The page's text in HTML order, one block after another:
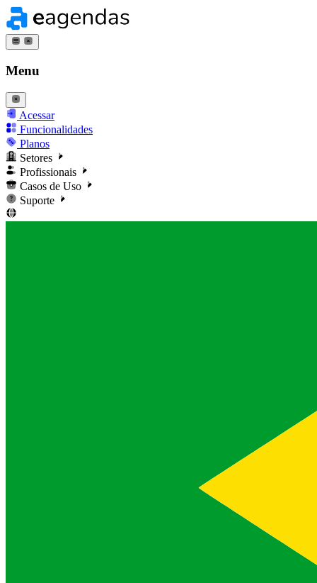
Menu
Acessar
Funcionalidades
Planos
Setores
Profissionais
Casos de Uso
Suporte